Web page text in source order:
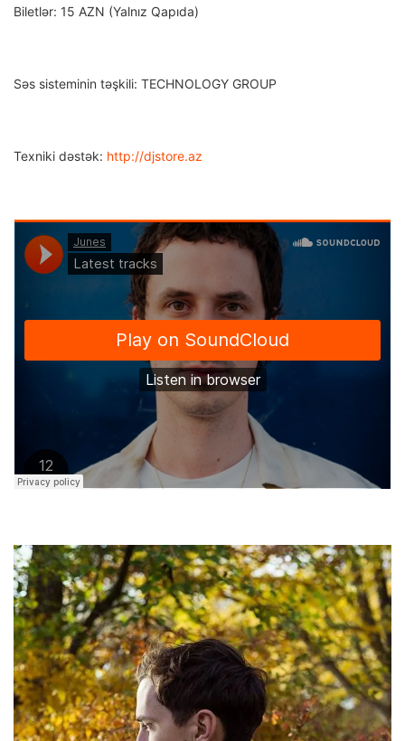
Biletlər: 15 AZN (Yalnız Qapıda)
Səs sisteminin təşkili: TECHNOLOGY GROUP
Texniki dəstək: http://djstore.az